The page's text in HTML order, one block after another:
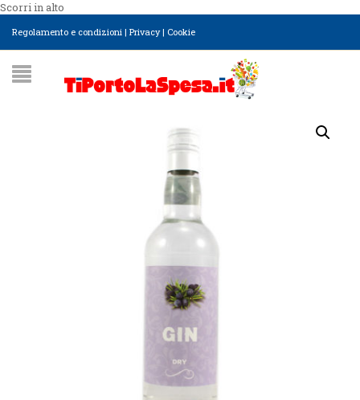
Scorri in alto
Regolamento e condizioni | Privacy| Cookie